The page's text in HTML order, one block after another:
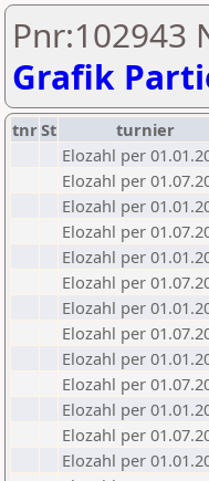
Pnr:102943
Grafik
tnrSt turnier
Elozahl per
Elozahl per
Elozahl per
Elozahl per
Elozahl per
Elozahl per
Elozahl per
Elozahl per
Elozahl per
Elozahl per
Elozahl per
Elozahl per
Elozahl per